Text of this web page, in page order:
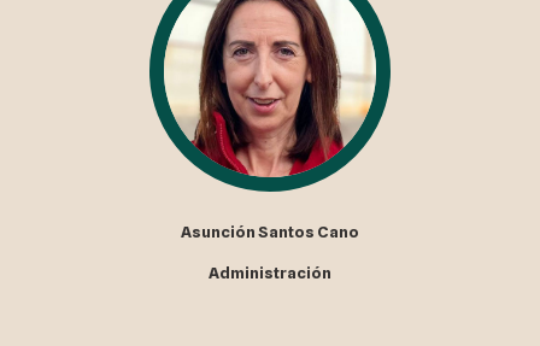
Asunción Santos Cano
Administración